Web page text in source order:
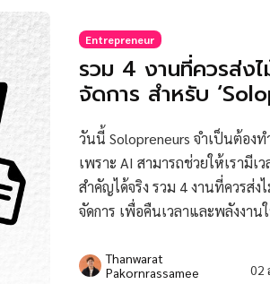
Entrepreneur
รวม 4 งานที่ควรส่ง
จัดการ สำหรับ
วันนี้ Solopreneurs จำเป็นต้องท
เพราะ AI สามารถช่วยให้เรามีเ
สำคัญได้จริง รวม 4 งานที่ควรส่ง
จัดการ เพื่อคืนเวลาและพลังงาน
Thanwarat
Pakornrassamee
02